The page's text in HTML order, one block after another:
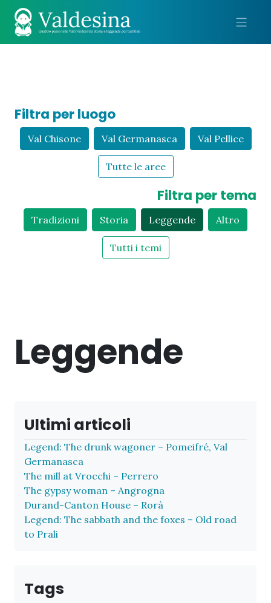
Filtra per luogo
Val Chisone Val Germanasca Val Pellice
Tutte le aree
Filtra per tema
Tradizioni Storia Leggende Altro
Tutti i temi
Leggende
Ultimi articoli
Legend: The drunk wagoner – Pomeifré, Val
Germanasca
The mill at Vrocchi – Perrero
The gypsy woman – Angrogna
Durand-Canton House – Rorà
Legend: The sabbath and the foxes – Old road
to Prali
Tags